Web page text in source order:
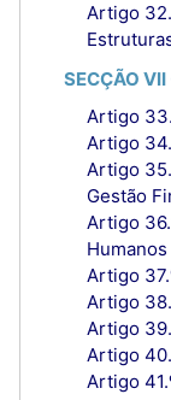
Artigo
SECÇÃO
Artigo
Artigo
Artigo
Gestão
Artigo
Humanos
Artigo
Artigo
Artigo
Artigo
Artigo